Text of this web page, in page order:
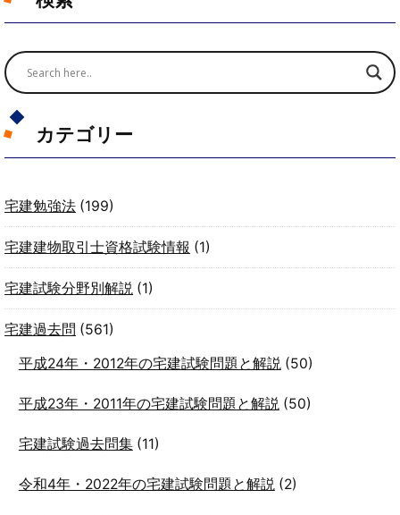
カテゴリー
宅建勉強法 (199)
宅建建物取引士資格試験情報 (1)
宅建試験分野別解説 (1)
宅建過去問 (561)
平成24年・2012年の宅建試験問題と解説(50)
平成23年・2011年の宅建試験問題と解説(50)
宅建試験過去問集(11)
令和4年・2022年の宅建試験問題と解説(2)